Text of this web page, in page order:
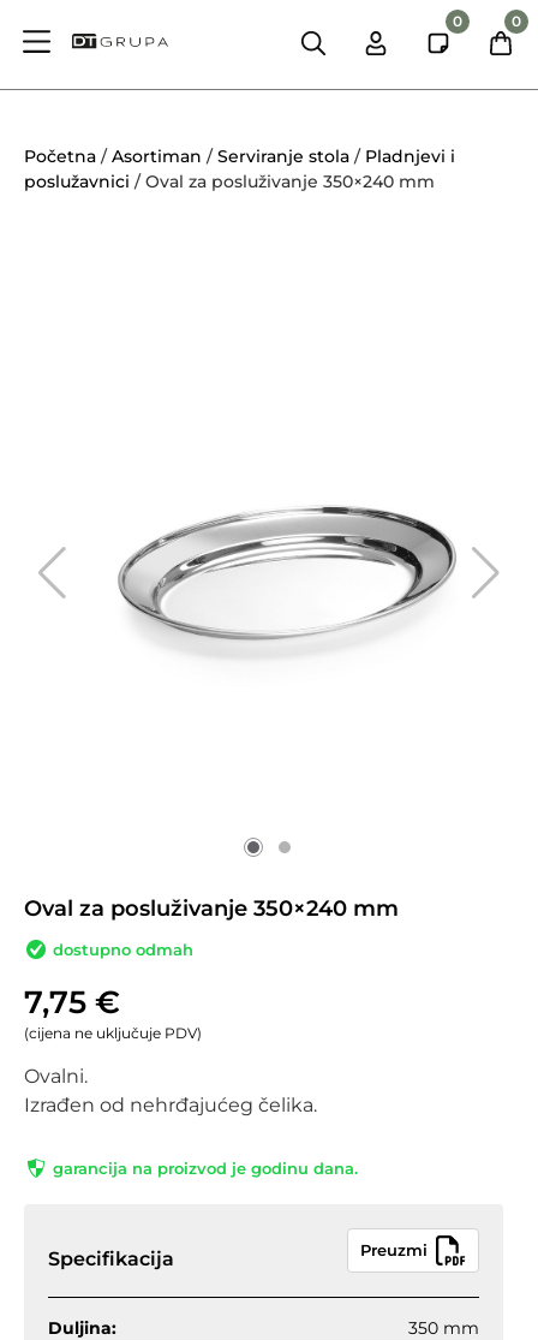
0 0
Početna /Asortiman /Serviranje stola / Pladnjevi i
poslužavnici / Oval za posluživanje 350×240 mm
Oval za posluživanje 350×240 mm
dostupno odmah
7,75 €
(cijena ne uključuje PDV)
Ovalni.
Izrađen od nehrđajućeg čelika.
garancija na proizvod je godinu dana.
Specifikacija Preuzmi
Duljina: 350 mm